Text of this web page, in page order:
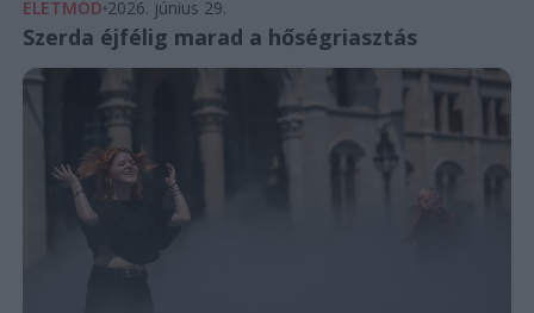
ÉLETMÓD 2026. június 29.
Szerda éjfélig marad a hőségriasztás